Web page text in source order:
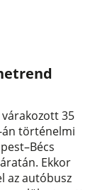
35
án történelmi
Ekkor
az autóbusz